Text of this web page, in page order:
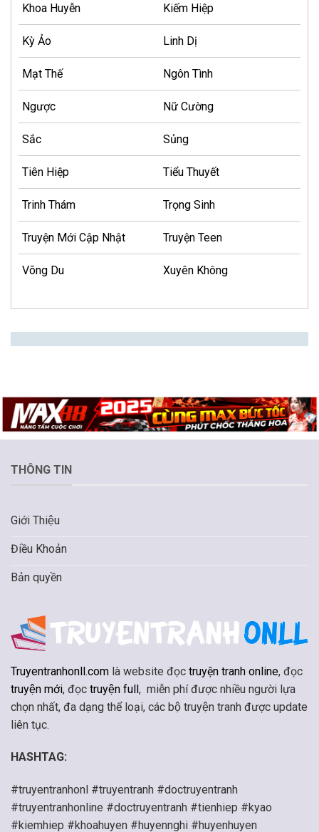
Khoa Huyễn Kiếm Hiệp
Kỳ Ảo Linh Dị
Mạt Thế Ngôn Tình
Ngược Nữ Cường
Sắc Sủng
Tiên Hiệp Tiểu Thuyết
Trinh Thám Trọng Sinh
Truyện Mới Cập Nhật Truyện Teen
Võng Du Xuyên Không
THÔNG TIN
Giới Thiệu
Điều Khoản
Bản quyền
Truyentranhonll.com là website đọc truyện tranh online, đọc
truyện mới, đọc truyện full, miễn phí được nhiều người lựa
chọn nhất, đa dạng thể loại, các bộ truyện tranh được update
liên tục.
HASHTAG:
#truyentranhonl #truyentranh #doctruyentranh
#truyentranhonline #doctruyentranh #tienhiep #kyao
#kiemhiep #khoahuyen #huyennghi #huyenhuyen